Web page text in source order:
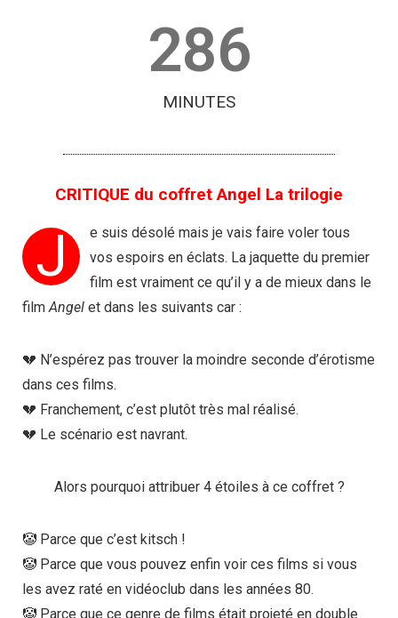
286
MINUTES
CRITIQUE du coffret Angel La trilogie
J
e suis désolé mais je vais faire voler tous
vos espoirs en éclats. La jaquette du premier
film est vraiment ce qu’il y a de mieux dans le
filmAngel et dans les suivants car :
💔 N’espérez pas trouver la moindre seconde d’érotisme
dans ces films.
💔 Franchement, c’est plutôt très mal réalisé.
💔 Le scénario est navrant.
Alors pourquoi attribuer 4 étoiles à ce coffret ?
🤡 Parce que c’est kitsch !
🤡 Parce que vous pouvez enfin voir ces films si vous
les avez raté en vidéoclub dans les années 80.
🤡 Parce que ce genre de films était projeté en double